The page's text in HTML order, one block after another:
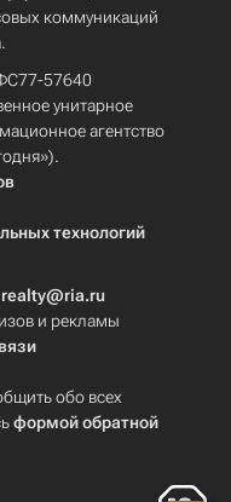
коммуникаций
57640
унитарное
агентство
технологий
realty@ria.ru
и рекламы
обо всех
формой обратной